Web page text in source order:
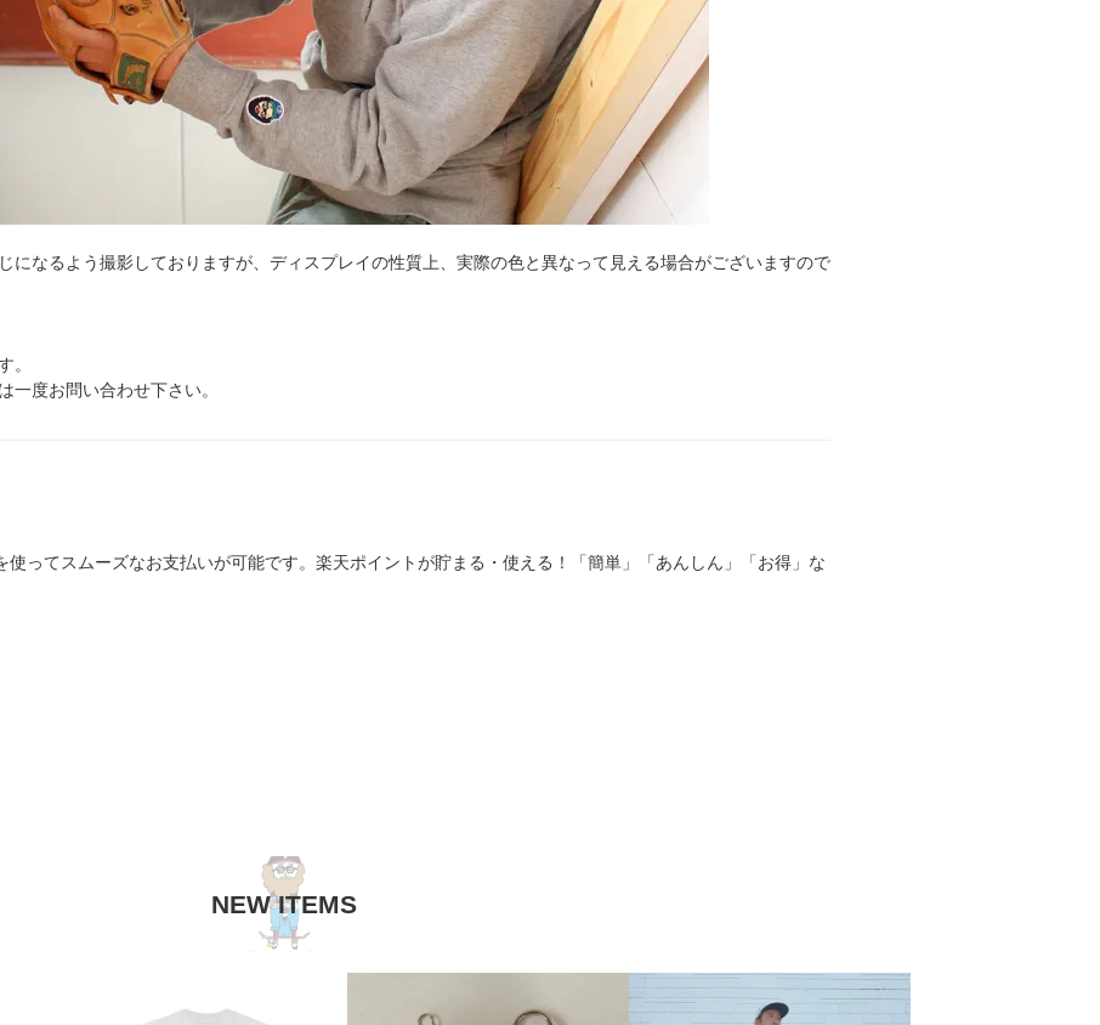
になるよう撮影しておりますが、ディスプレイの性質上、実際の色と異なって見える場合がございますので
。
度お問い合わせ下さい。
使ってスムーズなお支払いが可能です。楽天ポイントが貯まる・使える！「簡単」「あんしん」「お得」な
NEW ITEMS